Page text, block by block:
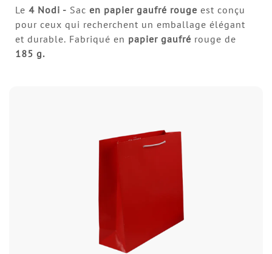
Le 4 Nodi - Sac en papier gaufré rouge est conçu
pour ceux qui recherchent un emballage élégant
et durable. Fabriqué en papier gaufré rouge de
185 g.